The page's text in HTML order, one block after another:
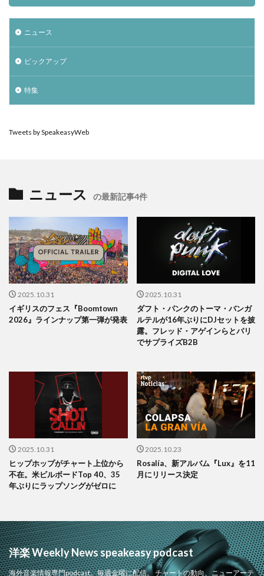
ニュース
ピックアップ
特集
Tweets by SpeakeasyWeb
ニュース の最新記事4件
2025.10.31
イギリスのフェス『Boomtown
2026』ラインナップ第一弾が発表
2025.10.31
ダフト・パンクのトーマ・バンガ
ルテルが16年ぶりにDJセットを披
露。フレッド・アゲインらとパリ
でサプライズB2B
2025.10.31
ヒップホップがチャート上位から
不在。米ビルボードTop 40、35
年ぶりにラップソングがゼロに
2025.10.23
Rosalía、新アルバム『Lux』を11
月にリリース決定
洋楽 Weekly News speakeasy podcast
海外音楽情報専門podcast。毎週金曜に配信。 チャートの動向、ニューアーテ